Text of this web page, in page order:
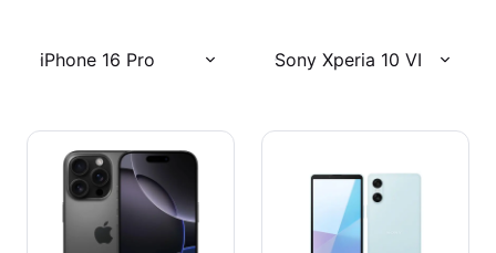
iPhone 16 Pro Sony Xperia 10 VI